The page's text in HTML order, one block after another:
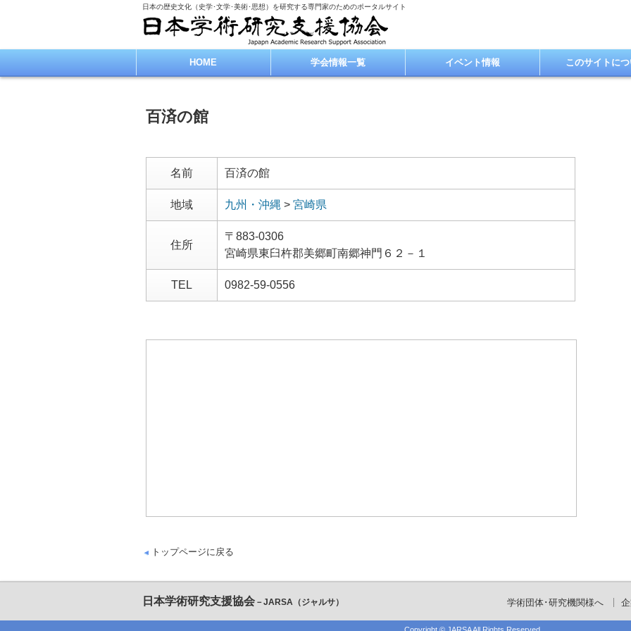
日本の歴史文化（史学･文学･美術･思想）を研究する専門家のためのポータルサイト
HOME 学会情報一覧 イベント情報 このサイトに
百済の館
名前 百済の館
地域 九州・沖縄 > 宮崎県
住所
〒883-0306
宮崎県東臼杵郡美郷町南郷神門６２－１
TEL 0982-59-0556
トップページに戻る
日本学術研究支援協会 －JARSA（ジャルサ） 学術団体･研究機関様へ